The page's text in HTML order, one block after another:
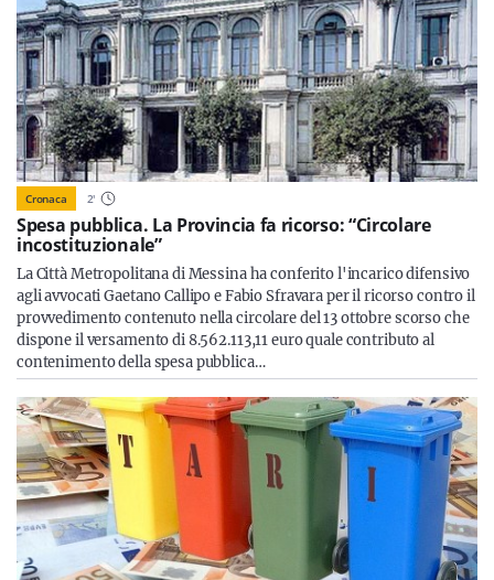
Cronaca 2'
Spesa pubblica. La Provincia fa ricorso: “Circolare
incostituzionale”
La Città Metropolitana di Messina ha conferito l'incarico difensivo
agli avvocati Gaetano Callipo e Fabio Sfravara per il ricorso contro il
provvedimento contenuto nella circolare del 13 ottobre scorso che
dispone il versamento di 8.562.113,11 euro quale contributo al
contenimento della spesa pubblica…